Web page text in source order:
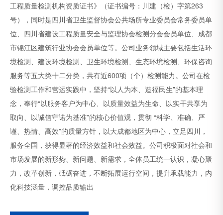
工程质量检测机构资质证书》（证书编号：川建（检）字第263
号），同时是四川省卫生监督协会公共场所专业委员会常务委员单
位、四川省建设工程质量安全与监理协会检测分会会员单位、成都
市锦江区建筑行业协会会员单位等。公司业务领域主要包括生活环
境检测、建设环境检测、卫生环境检测、生态环境检测、环保咨询
服务等五大类十二分类，共有近600项（个）检测能力。公司在检
验检测工作和营运实践中，坚持“以人为本、造福民生”的基本理
念，奉行“以服务客户为中心、以质量效益为生命、以实干共享为
取向、以诚信守诺为基准”的核心价值观，贯彻 “科学、准确、严
谨、热情、高效”的质量方针，以大成都地区为中心，立足四川，
服务全国，获得显著的经济效益和社会效益。公司积极面对社会和
市场发展的新形势、新问题、新需求，全体员工统一认识，凝心聚
力，改革创新，砥砺奋进，不断拓展运行空间，提升承载能力，内
化科技涵量，调控品质输出